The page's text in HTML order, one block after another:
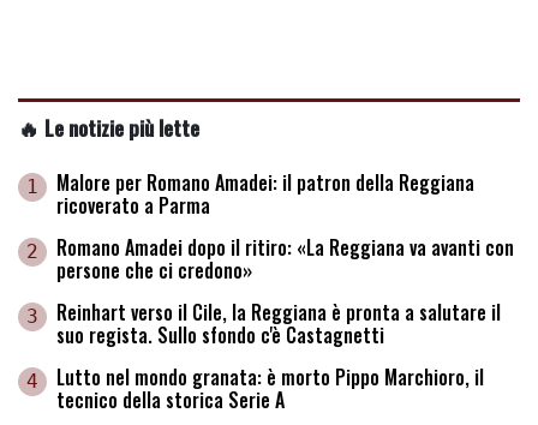
🔥 Le notizie più lette
1 Malore per Romano Amadei: il patron della Reggiana
ricoverato a Parma
2 Romano Amadei dopo il ritiro: «La Reggiana va avanti con
persone che ci credono»
3 Reinhart verso il Cile, la Reggiana è pronta a salutare il
suo regista. Sullo sfondo c'è Castagnetti
4 Lutto nel mondo granata: è morto Pippo Marchioro, il
tecnico della storica Serie A